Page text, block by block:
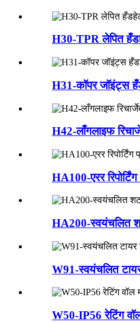
H30-TPR लेपित
H31-कॉपर जॉइंट्स
H42-लाँगलाइफ
HA100-एरर
HA200-स्वयंचलित
W91-स्वयंचलित
W50-IP56 रेटिंग